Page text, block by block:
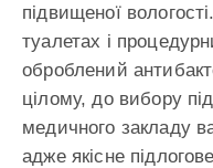
підвищеної
туалетах і
оброблений
цілому, до вибору
медичного закладу
адже якісне